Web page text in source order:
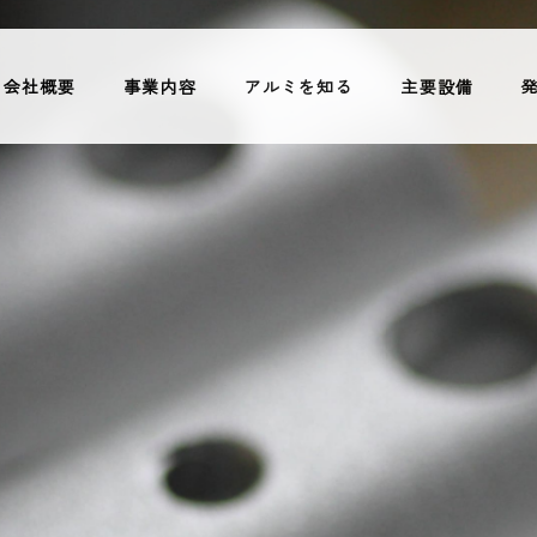
会社概要 事業内容 アルミを知る 主要設備